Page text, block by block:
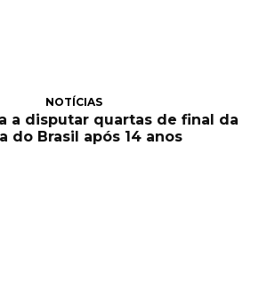
NOTÍCIAS
a disputar quartas de final da
do Brasil após 14 anos